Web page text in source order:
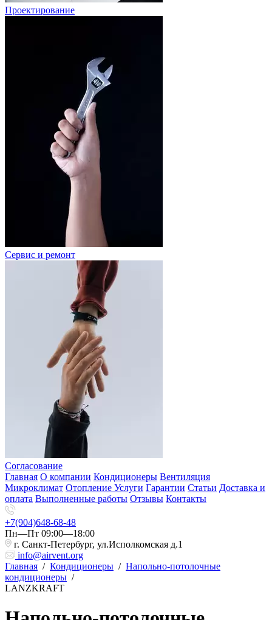
Проектирование
Сервис и ремонт
Согласование
Главная О компании Кондиционеры Вентиляция
Микроклимат Отопление Услуги Гарантии Статьи Доставка и
оплата Выполненные работы Отзывы Контакты
+7(904)648-68-48
Пн—Пт 09:00—18:00
г. Санкт-Петербург, ул.Исполкомская д.1
info@airvent.org
Главная / Кондиционеры / Напольно-потолочные
кондиционеры /
LANZKRAFT